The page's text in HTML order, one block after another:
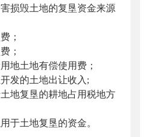
损毁土地的复垦资金来源
；
；
土地有偿使用费；
的土地出让收入;
复垦的耕地占用税地方
土地复垦的资金。